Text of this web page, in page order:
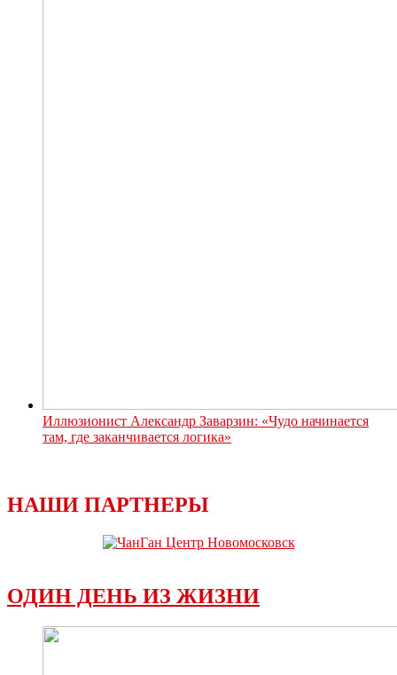
Иллюзионист Александр Заварзин: «Чудо начинается
там, где заканчивается логика»
НАШИ ПАРТНЕРЫ
ОДИН ДЕНЬ ИЗ ЖИЗНИ